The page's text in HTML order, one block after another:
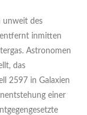
unweit des
inmitten
Astronomen
das
2597 in Galaxien
einer